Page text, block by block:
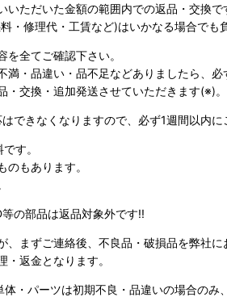
ただいた金額の範囲内での返品・交換で
・修理代・工賃など)はいかなる場合でも
を全てご確認下さい。
満・品違い・品不足などありましたら、必
交換・追加発送させていただきます(※)。
できなくなりますので、必ず1週間以内に
す。
もあります。
の部品は返品対象外です!!
、まずご連絡後、不良品・破損品を弊社に
返金となります。
・パーツは初期不良・品違いの場合のみ